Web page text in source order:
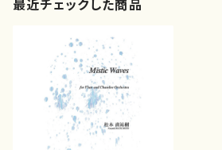
最近チェックした商品